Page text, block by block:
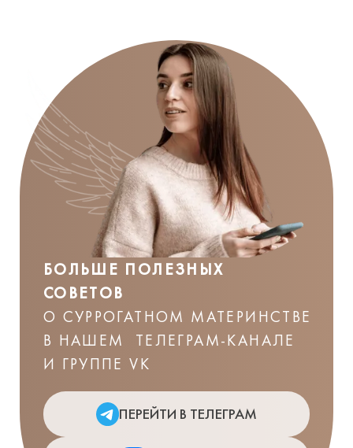
БОЛЬШЕ ПОЛЕЗНЫХ
СОВЕТОВ
О СУРРОГАТНОМ МАТЕРИНСТВЕ
В НАШЕМ ТЕЛЕГРАМ-КАНАЛЕ
И ГРУППЕ VK
ПЕРЕЙТИ В ТЕЛЕГРАМ